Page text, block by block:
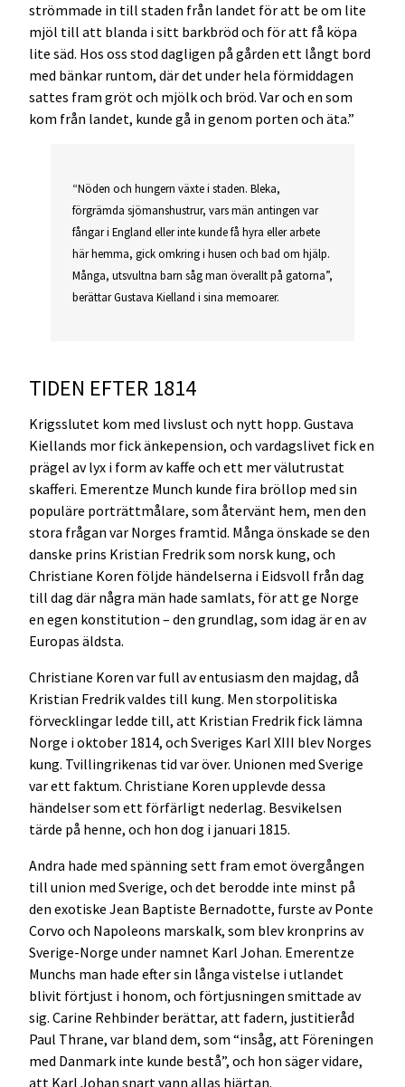
strömmade in till staden från landet för att be om lite
mjöl till att blanda i sitt barkbröd och för att få köpa
lite säd. Hos oss stod dagligen på gården ett långt bord
med bänkar runtom, där det under hela förmiddagen
sattes fram gröt och mjölk och bröd. Var och en som
kom från landet, kunde gå in genom porten och äta.”
“Nöden och hungern växte i staden. Bleka,
förgrämda sjömanshustrur, vars män antingen var
fångar i England eller inte kunde få hyra eller arbete
här hemma, gick omkring i husen och bad om hjälp.
Många, utsvultna barn såg man överallt på gatorna”,
berättar Gustava Kielland i sina memoarer.
TIDEN EFTER 1814
Krigsslutet kom med livslust och nytt hopp. Gustava
Kiellands mor fick änkepension, och vardagslivet fick en
prägel av lyx i form av kaffe och ett mer välutrustat
skafferi. Emerentze Munch kunde fira bröllop med sin
populäre porträttmålare, som återvänt hem, men den
stora frågan var Norges framtid. Många önskade se den
danske prins Kristian Fredrik som norsk kung, och
Christiane Koren följde händelserna i Eidsvoll från dag
till dag där några män hade samlats, för att ge Norge
en egen konstitution – den grundlag, som idag är en av
Europas äldsta.
Christiane Koren var full av entusiasm den majdag, då
Kristian Fredrik valdes till kung. Men storpolitiska
förvecklingar ledde till, att Kristian Fredrik fick lämna
Norge i oktober 1814, och Sveriges Karl XIII blev Norges
kung. Tvillingrikenas tid var över. Unionen med Sverige
var ett faktum. Christiane Koren upplevde dessa
händelser som ett förfärligt nederlag. Besvikelsen
tärde på henne, och hon dog i januari 1815.
Andra hade med spänning sett fram emot övergången
till union med Sverige, och det berodde inte minst på
den exotiske Jean Baptiste Bernadotte, furste av Ponte
Corvo och Napoleons marskalk, som blev kronprins av
Sverige-Norge under namnet Karl Johan. Emerentze
Munchs man hade efter sin långa vistelse i utlandet
blivit förtjust i honom, och förtjusningen smittade av
sig. Carine Rehbinder berättar, att fadern, justitieråd
Paul Thrane, var bland dem, som “insåg, att Föreningen
med Danmark inte kunde bestå”, och hon säger vidare,
att Karl Johan snart vann allas hjärtan.